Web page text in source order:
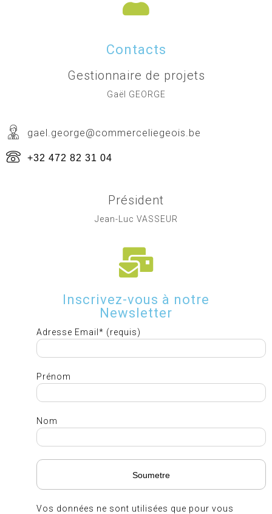
Contacts
Gestionnaire de projets
Gaël GEORGE
gael.george@commerceliegeois.be
+32 472 82 31 04
Président
Jean-Luc VASSEUR
Inscrivez-vous à notre
Newsletter
Adresse Email* (requis)
Prénom
Nom
Vos données ne sont utilisées que pour vous